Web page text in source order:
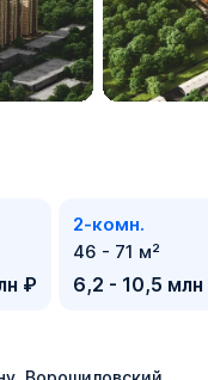
₽
2-комн.
46 - 71 м²
6,2 - 10,5